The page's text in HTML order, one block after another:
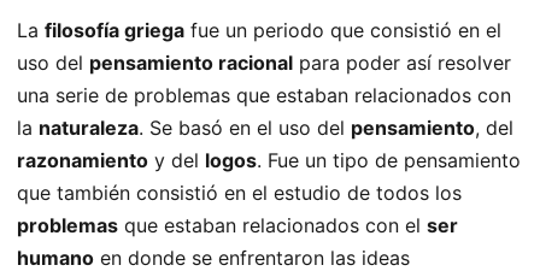
La filosofía griega fue un periodo que consistió en el
uso del pensamiento racional para poder así resolver
una serie de problemas que estaban relacionados con
la naturaleza. Se basó en el uso del pensamiento, del
razonamiento y del logos. Fue un tipo de pensamiento
que también consistió en el estudio de todos los
problemas que estaban relacionados con el ser
humano en donde se enfrentaron las ideas